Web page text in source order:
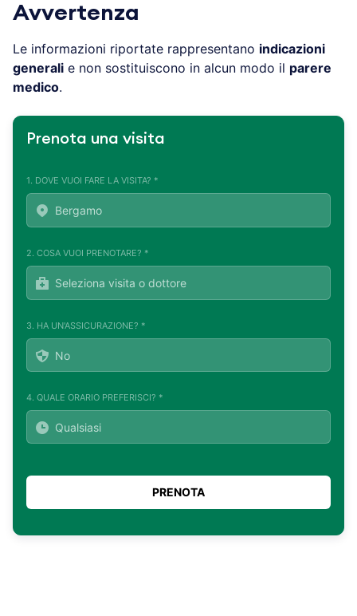
Avvertenza
Le informazioni riportate rappresentano indicazioni
generali e non sostituiscono in alcun modo il parere
medico.
Prenota una visita
1. DOVE VUOI FARE LA VISITA? *
2. COSA VUOI PRENOTARE? *
3. HA UN'ASSICURAZIONE? *
4. QUALE ORARIO PREFERISCI? *